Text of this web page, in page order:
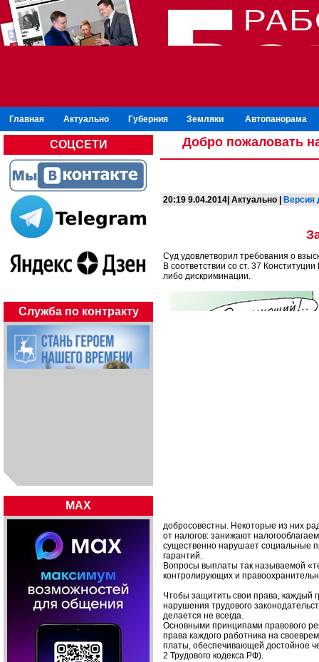
Главная Актуально Губерния Земляки Автопанорама
СОЦСЕТИ
Служба по контракту
MAX
Добро пожаловать
20:19 9.04.2014| Актуально | Версия
Суд удовлетворил требования о
В соответствии со ст. 37
либо дискриминации.
добросовестны. Некоторые из них
от налогов: занижают
существенно нарушает социальные
гарантий.
Вопросы выплаты так называемой
контролирующих и
Чтобы защитить свои права, каждый
нарушения трудового
делается не всегда.
Основными принципами правового
права каждого работника на
платы, обеспечивающей достойное
2 Трудового кодекса РФ).